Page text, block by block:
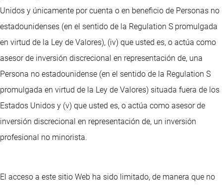
Unidos y únicamente por cuenta o en beneficio de Personas no
estadounidenses (en el sentido de la Regulation S promulgada
en virtud de la Ley de Valores), (iv) que usted es, o actúa como
asesor de inversión discrecional en representación de, una
Persona no estadounidense (en el sentido de la Regulation S
promulgada en virtud de la Ley de Valores) situada fuera de los
Estados Unidos y (v) que usted es, o actúa como asesor de
inversión discrecional en representación de, un inversión
profesional no minorista.
El acceso a este sitio Web ha sido limitado, de manera que no